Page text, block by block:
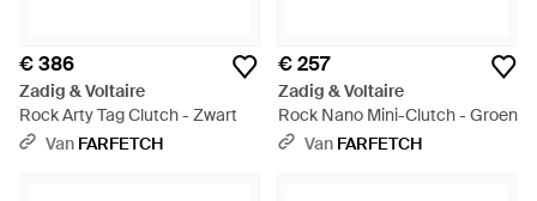
€ 386
Zadig & Voltaire
Rock Arty Tag Clutch - Zwart
Van FARFETCH
€ 257
Zadig & Voltaire
Rock Nano Mini-Clutch - Groen
Van FARFETCH